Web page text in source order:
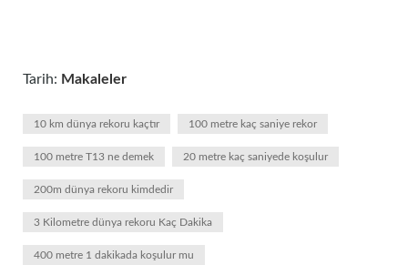
Tarih: Makaleler
10 km dünya rekoru kaçtır 100 metre kaç saniye rekor
100 metre T13 ne demek 20 metre kaç saniyede koşulur
200m dünya rekoru kimdedir
3 Kilometre dünya rekoru Kaç Dakika
400 metre 1 dakikada koşulur mu